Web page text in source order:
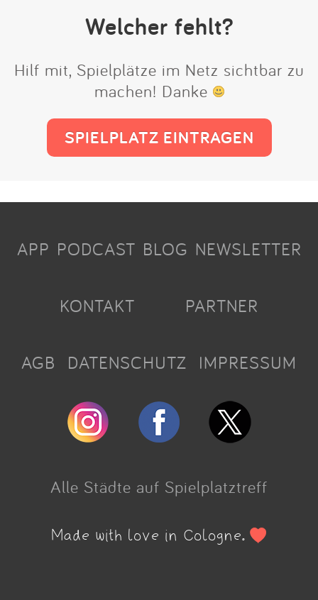
Welcher fehlt?
Hilf mit, Spielplätze im Netz sichtbar zu
machen! Danke
SPIELPLATZ EINTRAGEN
APP PODCAST BLOG NEWSLETTER
KONTAKT PARTNER
AGB DATENSCHUTZ IMPRESSUM
Alle Städte auf Spielplatztreff
Made with love in Cologne.